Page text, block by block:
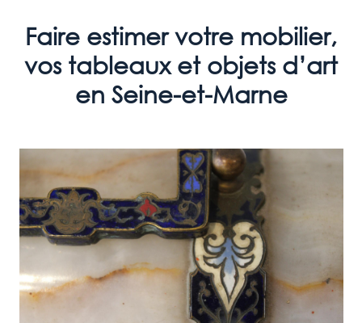
Faire estimer votre mobilier,
vos tableaux et objets d’art
en Seine-et-Marne